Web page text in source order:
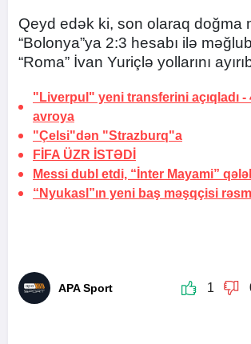
Qeyd edək ki, son olaraq doğma
“Bolonya”ya 2:3 hesabı ilə
“Roma” İvan Yuriçlə yollarını
"Liverpul" yeni transferini açıqladı -
avroya
"Çelsi"dən "Strazburq"a
FİFA ÜZR İSTƏDİ
Messi dubl etdi, “İnter Mayami”
“Nyukasl”ın yeni baş məşqçisi
APA Sport 1